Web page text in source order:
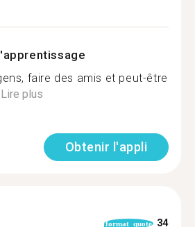
faire des amis et peut-être
Lire plus
Obtenir l'appli
format_quote 34